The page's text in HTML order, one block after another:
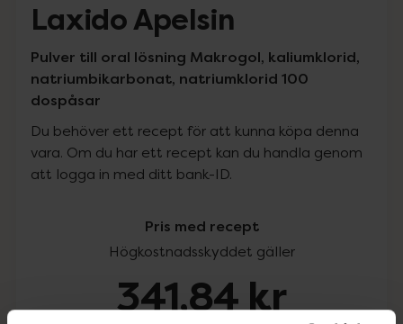
Laxido Apelsin
Pulver till oral lösning Makrogol, kaliumklorid,
natriumbikarbonat, natriumklorid 100
dospåsar
Du behöver ett recept för att kunna köpa denna
vara. Om du har ett recept kan du handla genom
att logga in med ditt bank-ID.
Pris med recept
Högkostnadsskyddet gäller
341,84 kr